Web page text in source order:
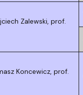
Zalewski, prof.
Koncewicz, prof.